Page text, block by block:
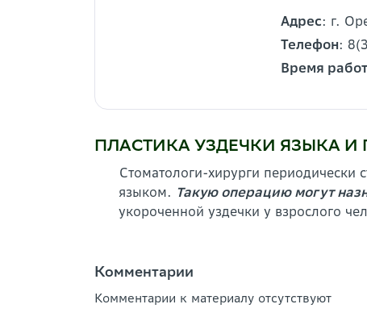
Адрес: г.
Телефон:
Время
ПЛАСТИКА УЗДЕЧКИ ЯЗЫКА И
Стоматологи-хирурги периодически
языком. Такую операцию могут
укороченной уздечки у взрослого
Комментарии
Комментарии к материалу отсутствуют